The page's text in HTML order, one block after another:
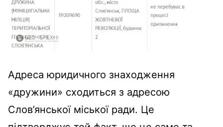
Адреса юридичного знаходження
«дружини» сходиться з адресою
Слов’янської міської ради. Це